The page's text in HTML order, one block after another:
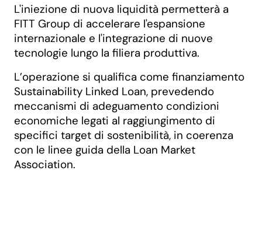
L'iniezione di nuova liquidità permetterà a
FITT Group di accelerare l'espansione
internazionale e l'integrazione di nuove
tecnologie lungo la filiera produttiva.
L’operazione si qualifica come finanziamento
Sustainability Linked Loan, prevedendo
meccanismi di adeguamento condizioni
economiche legati al raggiungimento di
specifici target di sostenibilità, in coerenza
con le linee guida della Loan Market
Association.